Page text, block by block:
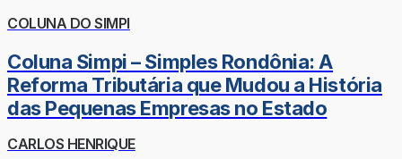
COLUNA DO SIMPI
Coluna Simpi – Simples Rondônia: A
Reforma Tributária que Mudou a História
das Pequenas Empresas no Estado
CARLOS HENRIQUE